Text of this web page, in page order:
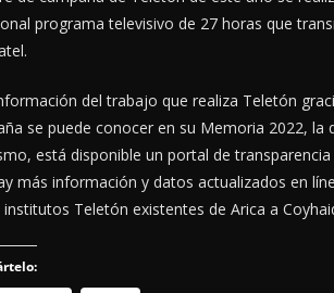
programa televisivo de 27 horas que
del trabajo que realiza Teletón
se puede conocer en su Memoria 2022,
está disponible un portal de
más información y datos actualizados en
Teletón existentes de Arica a